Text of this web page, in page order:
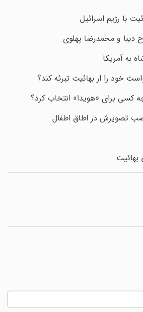
رژیم اسرائیل
و محمدرضا پهلوی
آمریکا
را از بهائیت تبرئه کند‌‌؟
برای «هویدا» انتخاب کرد؟
در اطاق اطفال